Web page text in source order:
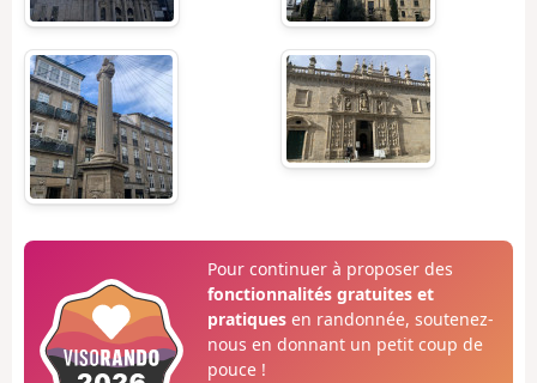
Pour continuer à proposer des
fonctionnalités gratuites et
pratiquesen randonnée, soutenez-
nous en donnant un petit coup de
pouce !